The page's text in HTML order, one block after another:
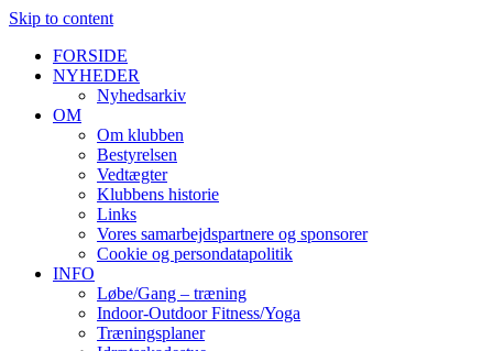
Skip to content
FORSIDE
NYHEDER
Nyhedsarkiv
OM
Om klubben
Bestyrelsen
Vedtægter
Klubbens historie
Links
Vores samarbejdspartnere og sponsorer
Cookie og persondatapolitik
INFO
Løbe/Gang – træning
Indoor-Outdoor Fitness/Yoga
Træningsplaner